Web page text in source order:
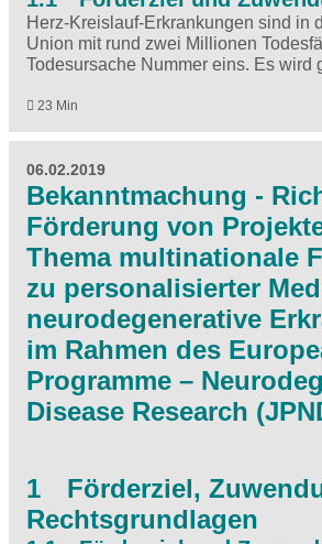
Herz-Kreislauf-Erkrankungen sind in
Union mit rund zwei Millionen
Todesursache Nummer eins. Es wird
23 Min
06.02.2019
Bekanntmachung -
Förderung von
Thema multinationale
zu personalisierter
neurodegenerative
im Rahmen des
Programme –
Disease Research
1 Förderziel,
Rechtsgrundlagen